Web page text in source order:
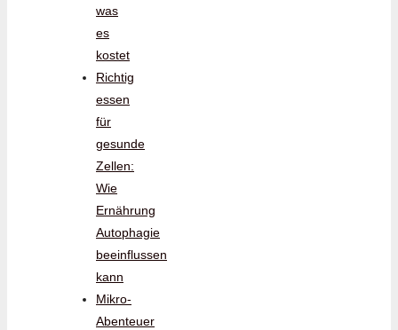
was
es
kostet
Richtig
essen
für
gesunde
Zellen:
Wie
Ernährung
Autophagie
beeinflussen
kann
Mikro-
Abenteuer